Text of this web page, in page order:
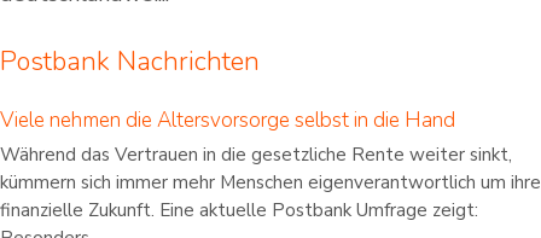
Postbank Nachrichten
Viele nehmen die Altersvorsorge selbst in die Hand
Während das Vertrauen in die gesetzliche Rente weiter sinkt,
kümmern sich immer mehr Menschen eigenverantwortlich um ihre
finanzielle Zukunft. Eine aktuelle Postbank Umfrage zeigt: